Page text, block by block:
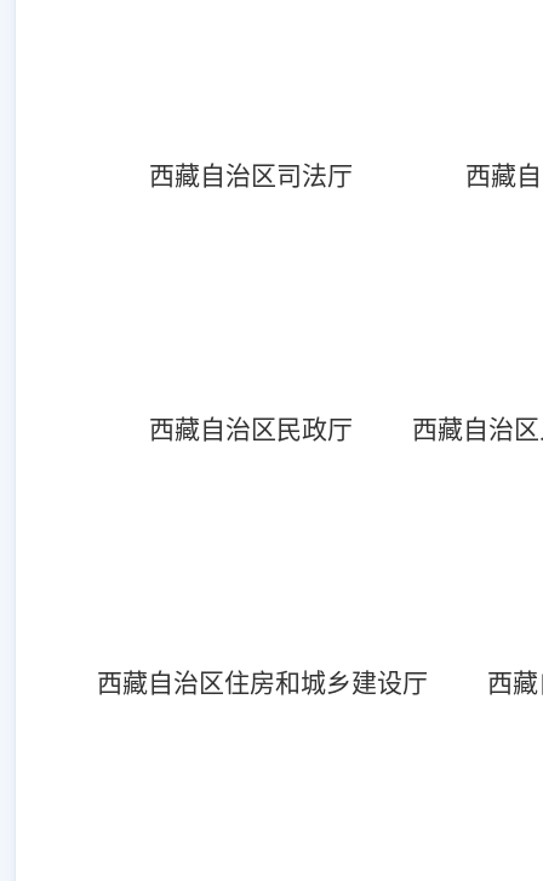
西藏自治区司法厅 西藏
西藏自治区民政厅 西藏自治
西藏自治区住房和城乡建设厅 西